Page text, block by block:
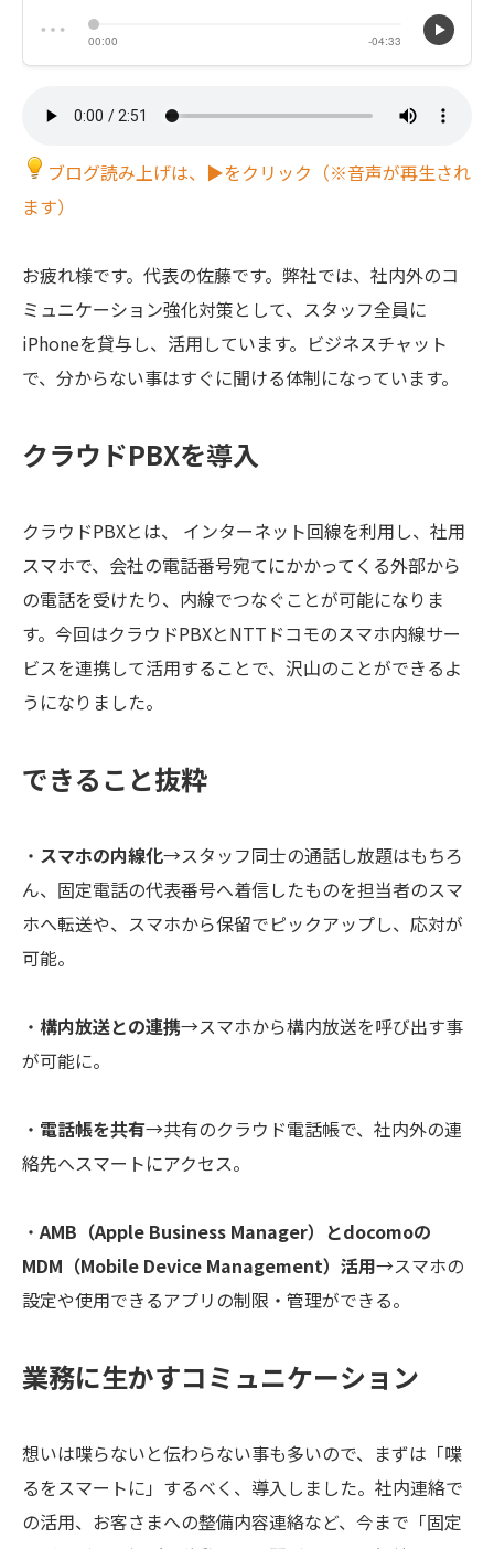
ブログ読み上げは、▶をクリック（※音声が再生され
ます）
お疲れ様です。代表の佐藤です。弊社では、社内外のコ
ミュニケーション強化対策として、スタッフ全員に
iPhoneを貸与し、活用しています。ビジネスチャット
で、分からない事はすぐに聞ける体制になっています。
クラウドPBXを導入
クラウドPBXとは、 インターネット回線を利用し、社用
スマホで、会社の電話番号宛てにかかってくる外部から
の電話を受けたり、内線でつなぐことが可能になりま
す。今回はクラウドPBXとNTTドコモのスマホ内線サー
ビスを連携して活用することで、沢山のことができるよ
うになりました。
できること抜粋
・ スマホの内線化→スタッフ同士の通話し放題はもちろ
ん、固定電話の代表番号へ着信したものを担当者のスマ
ホへ転送や、スマホから保留でピックアップし、応対が
可能。
・ 構内放送との連携→スマホから構内放送を呼び出す事
が可能に。
・ 電話帳を共有→共有のクラウド電話帳で、社内外の連
絡先へスマートにアクセス。
・AMB（Apple Business Manager）とdocomoの
MDM（Mobile Device Management）活用→スマホの
設定や使用できるアプリの制限・管理ができる。
業務に生かすコミュニケーション
想いは喋らないと伝わらない事も多いので、まずは「喋
るをスマートに」するべく、導入しました。社内連絡で
の活用、お客さまへの整備内容連絡など、今まで「固定